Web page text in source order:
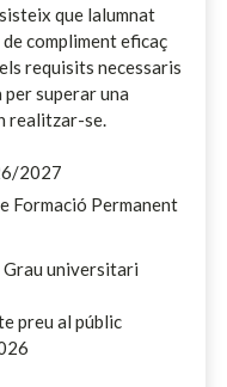
que lalumnat
compliment eficaç
requisits necessaris
superar una
realitzar-se.
2027
Formació Permanent
Grau universitari
preu al públic